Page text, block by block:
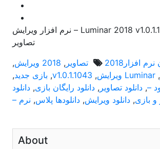
دانلود Luminar 2018 v1.0.1.1043 – نرم افزار ویرایش
تصاویر
نرم افزار 2018 تصاویر , 2018 ویرایش
,
,Luminar ویرایش ,
v1.0.1.1043
, بازی جدید,
–
,دانلود تصاویر ,دانلود رایگان بازی,دانلود
و بازی,دانلود ویرایش,دانلودها پلاس, نرم –
About